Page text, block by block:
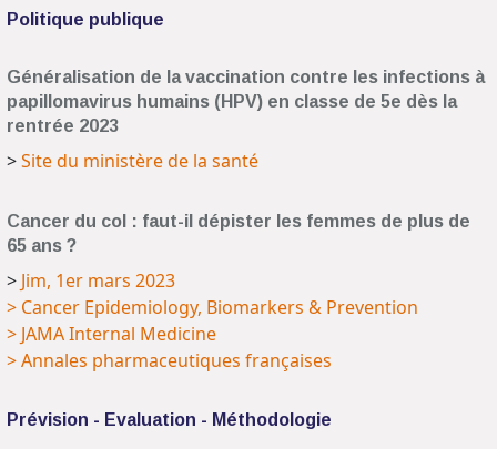
Politique publique
Généralisation de la vaccination contre les infections à
papillomavirus humains (HPV) en classe de 5e dès la
rentrée 2023
>Site du ministère de la santé
Cancer du col : faut-il dépister les femmes de plus de
65 ans ?
> Jim, 1er mars 2023
> Cancer Epidemiology, Biomarkers & Prevention
> JAMA Internal Medicine
> Annales pharmaceutiques françaises
Prévision - Evaluation - Méthodologie